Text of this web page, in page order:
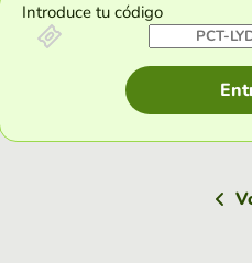
Introduce tu código